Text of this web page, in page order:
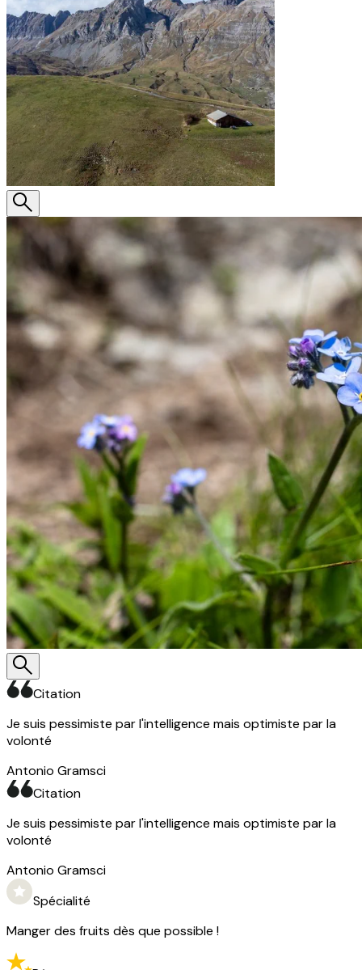
Citation
Je suis pessimiste par l'intelligence mais optimiste par la
volonté
Antonio Gramsci
Citation
Je suis pessimiste par l'intelligence mais optimiste par la
volonté
Antonio Gramsci
Spécialité
Manger des fruits dès que possible !